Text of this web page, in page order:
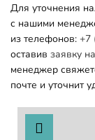
Для уточнения
с нашими
из телефонов: +7
оставив заявку
менеджер
почте и уточнит